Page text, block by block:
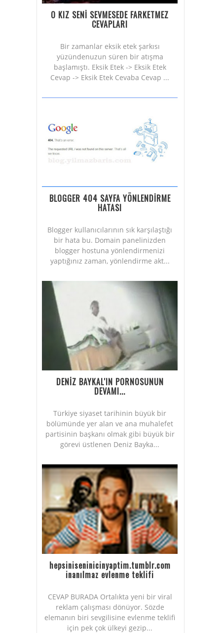
O KIZ SENİ SEVMESEDE FARKETMEZ
CEVAPLARI
Bir zamanlar eksik etek şarkısı
yüzündenuzun süren bir atışma
başlamıştı. Eksik Etek -> Eksik Etek
Cevap -> Eksik Etek Cevaba Cevap ...
BLOGGER 404 SAYFA YÖNLENDİRME
HATASI
Blogger kullanıcılarının sık karşılaştığı
bir hata bu. Domain panelinizden
blogger hostuna yönlendirmenizi
yaptığınız zaman, yönlendirme akt...
DENİZ BAYKAL'IN PORNOSUNUN
DEVAMI...
Türkiye siyaset tarihinin büyük bir
bölümünde yer alan ve ana muhalefet
partisinin başkanı olmak gibi büyük bir
görevi üstlenen Deniz Bayka...
hepsiniseninicinyaptim.tumblr.com
inanılmaz evlenme teklifi
CEVAP BURADA Ortalıkta yeni bir viral
reklam çalışması dönüyor. Sözde
elemanın biri sevgilisine evlenme teklifi
için pek çok ülkeyi gezip...